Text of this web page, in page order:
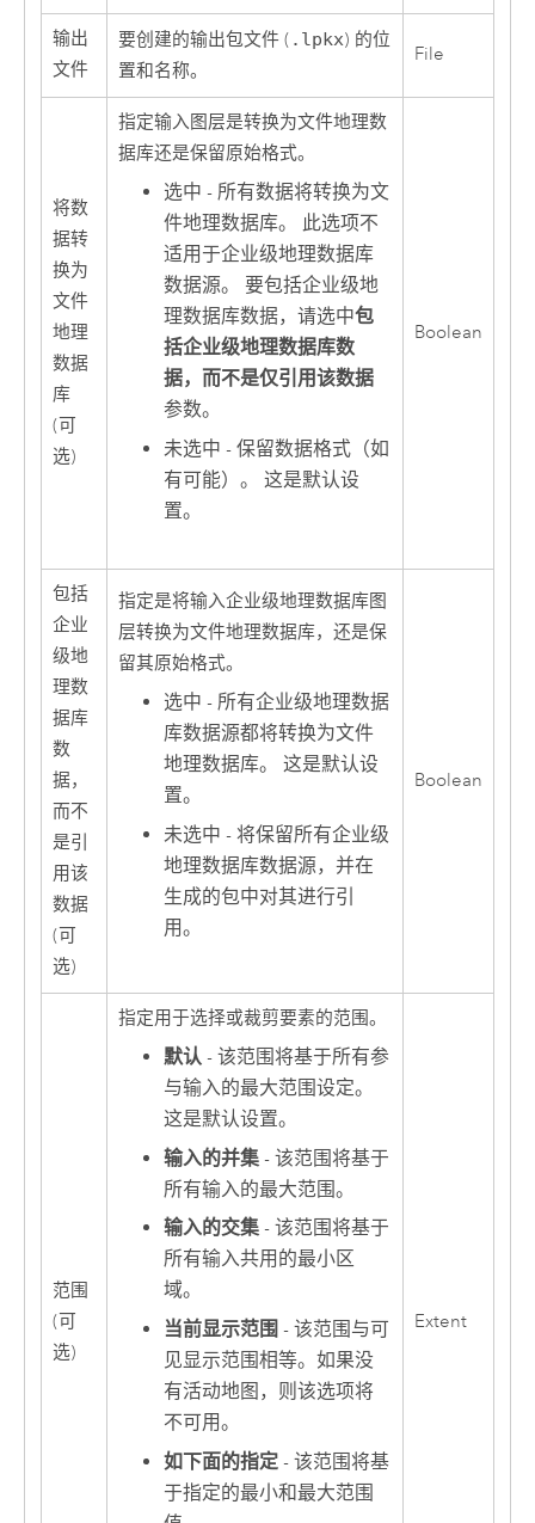
输出
文件
要创建的输出包文件 ( .lpkx) 的位
置和名称。
File
将数
据转
换为
文件
地理
数据
库
(可
选)
指定输入图层是转换为文件地理数
据库还是保留原始格式。
选中 - 所有数据将转换为文
件地理数据库。 此选项不
适用于企业级地理数据库
数据源。 要包括企业级地
理数据库数据，请选中包
括企业级地理数据库数
据，而不是仅引用该数据
参数。
未选中 - 保留数据格式（如
有可能）。 这是默认设
置。
Boolean
包括
企业
级地
理数
据库
数
据，
而不
是引
用该
数据
(可
选)
指定是将输入企业级地理数据库图
层转换为文件地理数据库，还是保
留其原始格式。
选中 - 所有企业级地理数据
库数据源都将转换为文件
地理数据库。 这是默认设
置。
未选中 - 将保留所有企业级
地理数据库数据源，并在
生成的包中对其进行引
用。
Boolean
范围
(可
选)
指定用于选择或裁剪要素的范围。
默认 - 该范围将基于所有参
与输入的最大范围设定。
这是默认设置。
输入的并集 - 该范围将基于
所有输入的最大范围。
输入的交集 - 该范围将基于
所有输入共用的最小区
域。
当前显示范围 - 该范围与可
见显示范围相等。如果没
有活动地图，则该选项将
不可用。
如下面的指定 - 该范围将基
于指定的最小和最大范围
Extent